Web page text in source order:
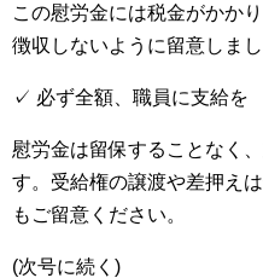
この慰労金には税金がかか
徴収しないように留意しまし
✓ 必ず全額、職員に支給を
慰労金は留保することなく
す。受給権の譲渡や差押え
もご留意ください。
(次号に続く)